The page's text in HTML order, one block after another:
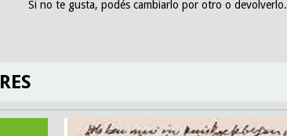
Si no te gusta, podés cambiarlo por otro o devolverlo.